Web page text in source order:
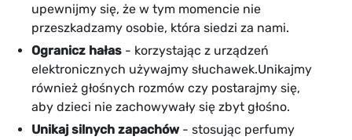
upewnijmy się, że w tym momencie nie
przeszkadzamy osobie, która siedzi za nami.
Ogranicz hałas - korzystając z urządzeń
elektronicznych używajmy słuchawek.Unikajmy
również głośnych rozmów czy postarajmy się,
aby dzieci nie zachowywały się zbyt głośno.
Unikaj silnych zapachów- stosując perfumy